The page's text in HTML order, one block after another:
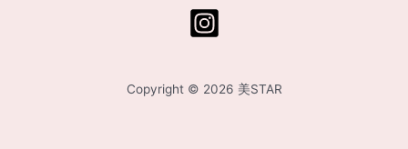
Copyright © 2026 美STAR